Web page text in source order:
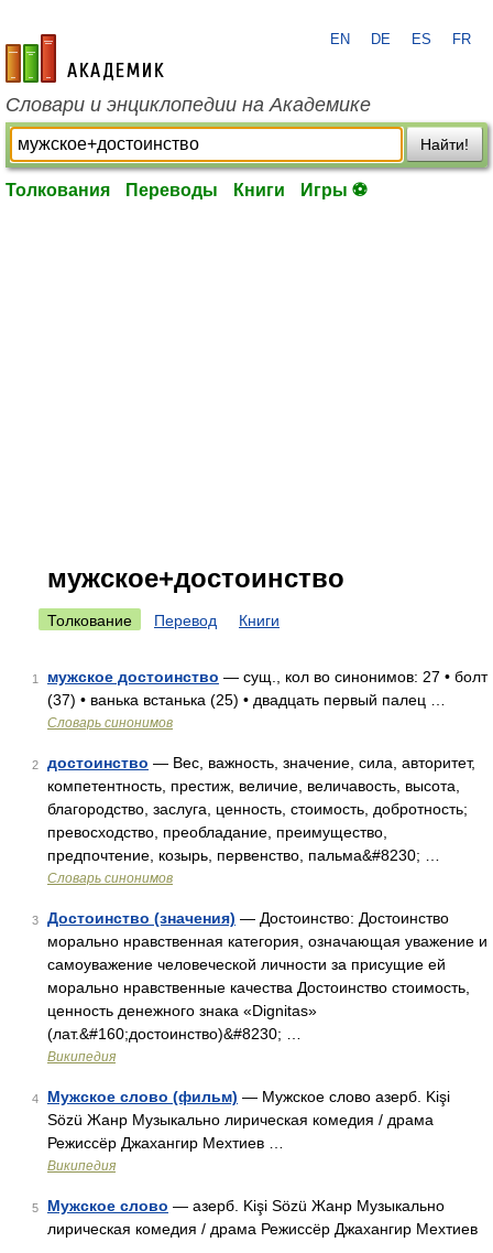
academic.ru
EN DE ES FR
Словари и энциклопедии на Академике
Найти!
Толкования Переводы Книги Игры ⚽
мужское+достоинство
Толкование Перевод Книги
1 мужское достоинство — сущ., кол во синонимов: 27 • болт
(37) • ванька встанька (25) • двадцать первый палец …
Словарь синонимов
2 достоинство — Вес, важность, значение, сила, авторитет,
компетентность, престиж, величие, величавость, высота,
благородство, заслуга, ценность, стоимость, добротность;
превосходство, преобладание, преимущество,
предпочтение, козырь, первенство, пальма&#8230; …
Словарь синонимов
3 Достоинство (значения) — Достоинство: Достоинство
морально нравственная категория, означающая уважение и
самоуважение человеческой личности за присущие ей
морально нравственные качества Достоинство стоимость,
ценность денежного знака «Dignitas»
(лат.&#160;достоинство)&#8230; …
Википедия
4 Мужское слово (фильм) — Мужское слово азерб. Kişi
Sözü Жанр Музыкально лирическая комедия / драма
Режиссёр Джахангир Мехтиев …
Википедия
5 Мужское слово — азерб. Kişi Sözü Жанр Музыкально
лирическая комедия / драма Режиссёр Джахангир Мехтиев